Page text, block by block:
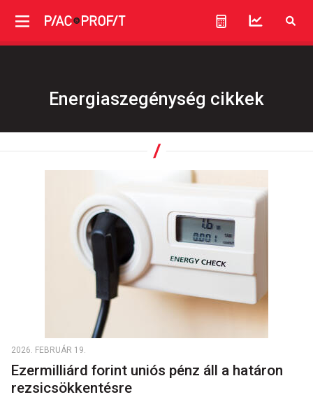
Energiaszegénység cikkek
2026. FEBRUÁR 19.
Ezermilliárd forint uniós pénz áll a határon
rezsicsökkentésre